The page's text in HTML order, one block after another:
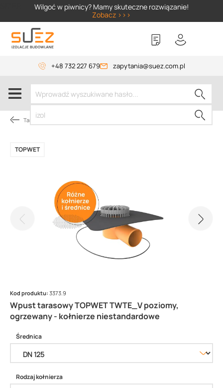
Wilgoć w piwnicy? Mamy skuteczne rozwiązanie!
Zobacz >>>
+48 732 227 679 zapytania@suez.com.pl
Tarasy i balkony
Wpust tarasowy TOPWET TWTE_V poziomy,
ogrzewany - kołnierze niestandardowe
TOPWET
Kod produktu: 3373.9
Średnica
Rodzaj kołnierza